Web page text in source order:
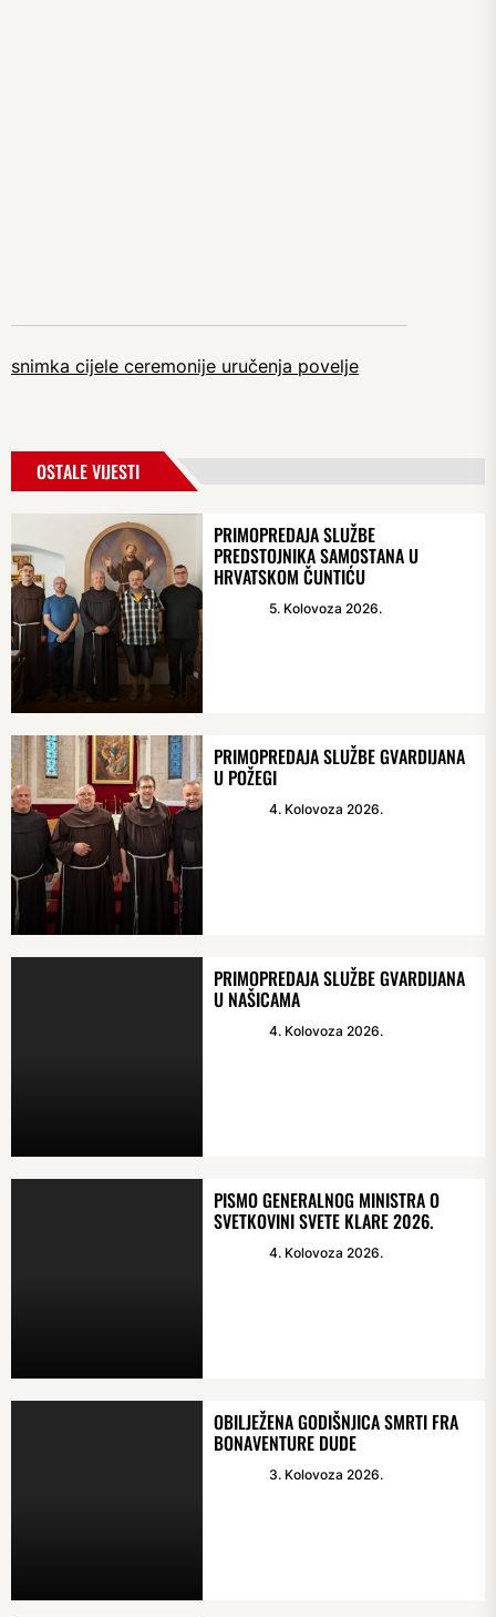
snimka cijele ceremonije uručenja povelje
OSTALE VIJESTI
PRIMOPREDAJA SLUŽBE
PREDSTOJNIKA SAMOSTANA U
HRVATSKOM ČUNTIĆU
5. Kolovoza 2026.
PRIMOPREDAJA SLUŽBE GVARDIJANA
U POŽEGI
4. Kolovoza 2026.
PRIMOPREDAJA SLUŽBE GVARDIJANA
U NAŠICAMA
4. Kolovoza 2026.
PISMO GENERALNOG MINISTRA O
SVETKOVINI SVETE KLARE 2026.
4. Kolovoza 2026.
OBILJEŽENA GODIŠNJICA SMRTI FRA
BONAVENTURE DUDE
3. Kolovoza 2026.